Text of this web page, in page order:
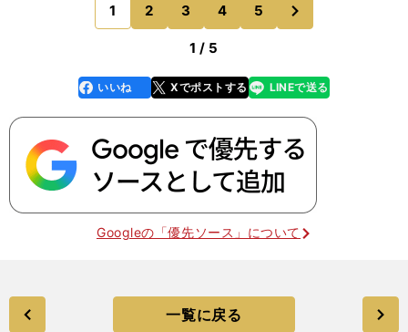
米女子オープン（
1 2 3 4 5
のページへ
1 / 5
faceboo
k
いいね Xでポストする
line LINEで送る
Googleの「優先ソース」について
一覧に戻る